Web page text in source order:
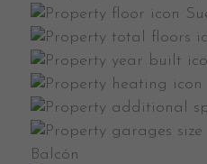
Balcón